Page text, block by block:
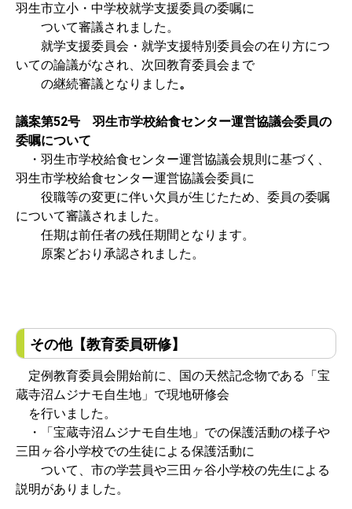
羽生市立小・中学校就学支援委員の委嘱に
ついて審議されました。
就学支援委員会・就学支援特別委員会の在り方につ
いての論議がなされ、次回教育委員会まで
の継続審議となりました。
議案第52号 羽生市学校給食センター運営協議会委員の
委嘱について
・羽生市学校給食センター運営協議会規則に基づく、
羽生市学校給食センター運営協議会委員に
役職等の変更に伴い欠員が生じたため、委員の委嘱
について審議されました。
任期は前任者の残任期間となります。
原案どおり承認されました。
その他【教育委員研修】
定例教育委員会開始前に、国の天然記念物である「宝
蔵寺沼ムジナモ自生地」で現地研修会
を行いました。
・「宝蔵寺沼ムジナモ自生地」での保護活動の様子や
三田ヶ谷小学校での生徒による保護活動に
ついて、市の学芸員や三田ヶ谷小学校の先生による
説明がありました。